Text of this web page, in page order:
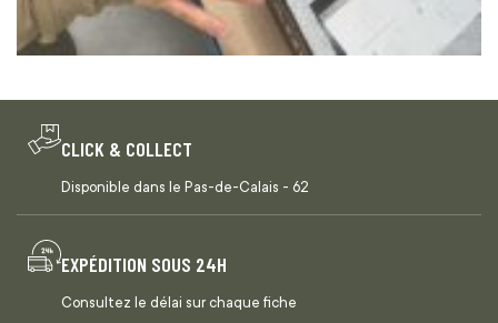
CLICK & COLLECT
Disponible dans le Pas-de-Calais - 62
EXPÉDITION SOUS 24H
Consultez le délai sur chaque fiche